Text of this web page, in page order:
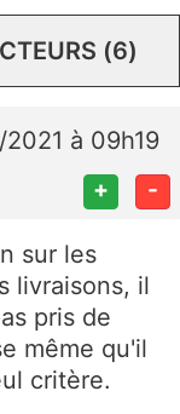
(6)
à 09h19
+ -
sur les
livraisons, il
pris de
même qu'il
critère.